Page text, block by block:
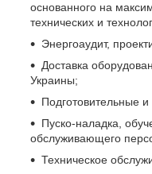
основанного на
технических и
Энергоаудит,
Доставка
Украины;
Подготовительные
Пуско-наладка,
обслуживающего
Техническое